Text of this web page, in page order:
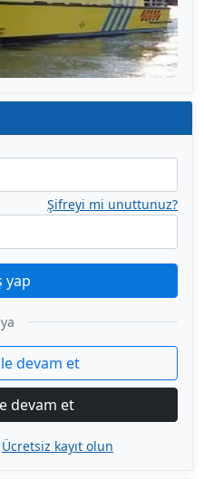
Şifreyi mi unuttunuz?
yap
devam et
devam et
Ücretsiz kayıt olun